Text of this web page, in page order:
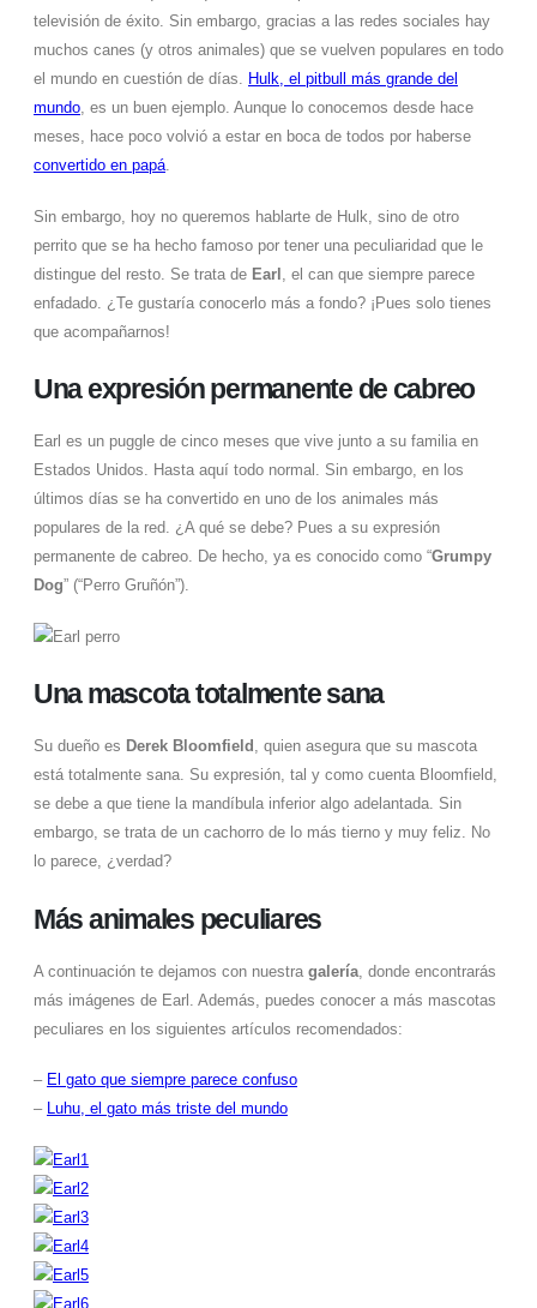
televisión de éxito. Sin embargo, gracias a las redes sociales hay
muchos canes (y otros animales) que se vuelven populares en todo
el mundo en cuestión de días. Hulk, el pitbull más grande del
mundo, es un buen ejemplo. Aunque lo conocemos desde hace
meses, hace poco volvió a estar en boca de todos por haberse
convertido en papá.
Sin embargo, hoy no queremos hablarte de Hulk, sino de otro
perrito que se ha hecho famoso por tener una peculiaridad que le
distingue del resto. Se trata de Earl , el can que siempre parece
enfadado. ¿Te gustaría conocerlo más a fondo? ¡Pues solo tienes
que acompañarnos!
Una expresión permanente de cabreo
Earl es un puggle de cinco meses que vive junto a su familia en
Estados Unidos. Hasta aquí todo normal. Sin embargo, en los
últimos días se ha convertido en uno de los animales más
populares de la red. ¿A qué se debe? Pues a su expresión
permanente de cabreo. De hecho, ya es conocido como “Grumpy
Dog” (“Perro Gruñón”).
Una mascota totalmente sana
Su dueño es Derek Bloomfield , quien asegura que su mascota
está totalmente sana. Su expresión, tal y como cuenta Bloomfield,
se debe a que tiene la mandíbula inferior algo adelantada. Sin
embargo, se trata de un cachorro de lo más tierno y muy feliz. No
lo parece, ¿verdad?
Más animales peculiares
A continuación te dejamos con nuestra galería , donde encontrarás
más imágenes de Earl. Además, puedes conocer a más mascotas
peculiares en los siguientes artículos recomendados:
– El gato que siempre parece confuso
– Luhu, el gato más triste del mundo